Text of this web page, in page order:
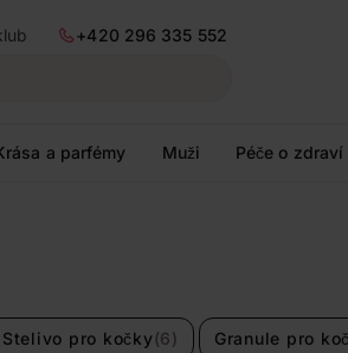
+420 296 335 552
a parfémy Muži Péče o zdraví
Stelivo pro kočky (6) Granule pro